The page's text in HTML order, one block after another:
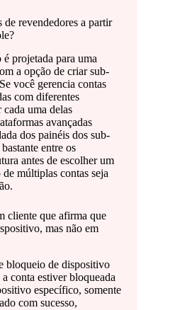
de revendedores a partir
projetada para uma
a opção de criar sub-
você gerencia contas
com diferentes
cada uma delas
avançadas
dos painéis dos sub-
entre os
antes de escolher um
múltiplas contas seja
cliente que afirma que
mas não em
bloqueio de dispositivo
conta estiver bloqueada
específico, somente
com sucesso,